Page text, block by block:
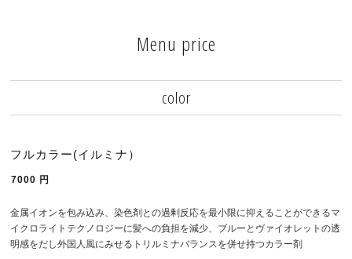
Menu price
color
フルカラー(イルミナ）
7000 円
金属イオンを包み込み、染色剤との過剰反応を最小限に抑えることができるマ
イクロライトテクノロジーに髪への負担を減少、ブルーとヴァイオレットの透
明感をだし外国人風にみせるトリルミナバランスを併せ持つカラー剤